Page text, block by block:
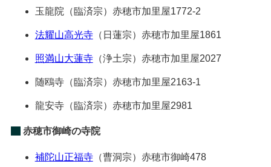
玉龍院 （臨済宗） 赤穂市加里屋1772-2
法耀山高光寺（日蓮宗） 赤穂市加里屋1861
照満山大蓮寺（浄土宗） 赤穂市加里屋2027
随鴎寺（臨済宗） 赤穂市加里屋2163-1
龍安寺（臨済宗） 赤穂市加里屋2981
赤穂市御崎の寺院
補陀山正福寺（曹洞宗） 赤穂市御崎478